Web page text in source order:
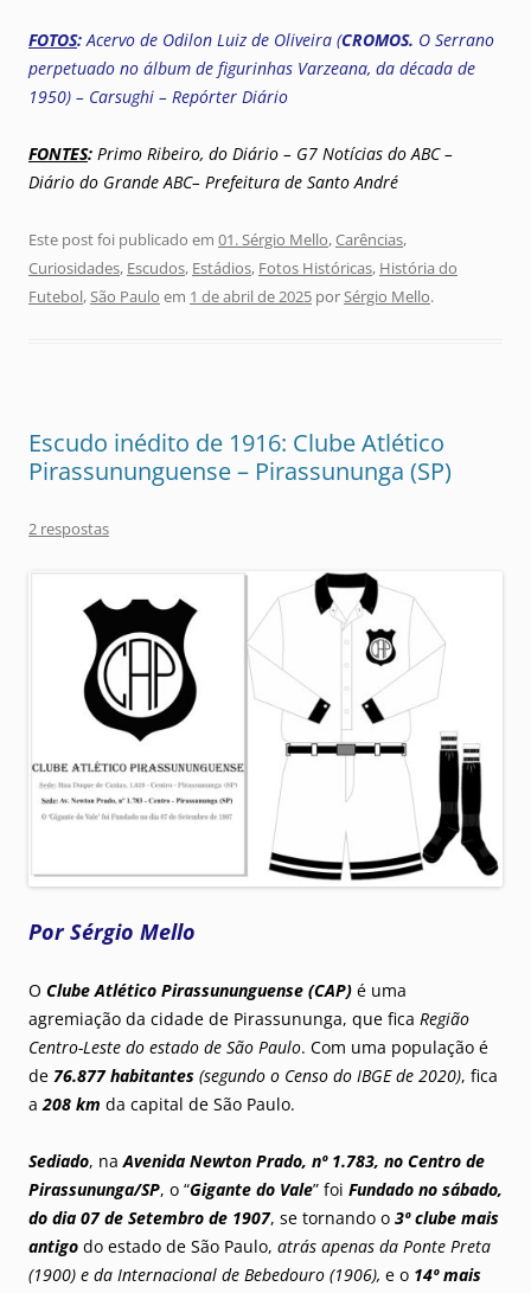
FOTOS: Acervo de Odilon Luiz de Oliveira (CROMOS. O Serrano
perpetuado no álbum de figurinhas Varzeana, da década de
1950) – Carsughi – Repórter Diário
FONTES: Primo Ribeiro, do Diário – G7 Notícias do ABC –
Diário do Grande ABC– Prefeitura de Santo André
Este post foi publicado em 01. Sérgio Mello,Carências,
Curiosidades, Escudos, Estádios, Fotos Históricas, História do
Futebol,São Paulo em 1 de abril de 2025 porSérgio Mello.
Escudo inédito de 1916: Clube Atlético
Pirassununguense – Pirassununga (SP)
2 respostas
Por Sérgio Mello
O Clube Atlético Pirassununguense (CAP) é uma
agremiação da cidade de Pirassununga, que fica Região
Centro-Leste do estado de São Paulo. Com uma população é
de 76.877 habitantes (segundo o Censo do IBGE de 2020), fica
a208 km da capital de São Paulo.
Sediado, naAvenida Newton Prado, nº 1.783, no Centro de
Pirassununga/SP, o “Gigante do Vale” foi Fundado no sábado,
do dia 07 de Setembro de 1907, se tornando o 3º clube mais
antigo do estado de São Paulo, atrás apenas da Ponte Preta
(1900) e da Internacional de Bebedouro (1906), e o 14º mais